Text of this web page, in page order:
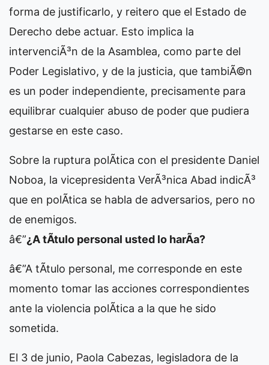
forma de justificarlo, y reitero que el Estado de
Derecho debe actuar. Esto implica la
intervenciÃ³n de la Asamblea, como parte del
Poder Legislativo, y de la justicia, que tambiÃ©n
es un poder independiente, precisamente para
equilibrar cualquier abuso de poder que pudiera
gestarse en este caso.
Sobre la ruptura polÃ­tica con el presidente Daniel
Noboa, la vicepresidenta VerÃ³nica Abad indicÃ³
que en polÃ­tica se habla de adversarios, pero no
de enemigos.
â€”¿A tÃ­tulo personal usted lo harÃ­a?
â€”A tÃ­tulo personal, me corresponde en este
momento tomar las acciones correspondientes
ante la violencia polÃ­tica a la que he sido
sometida.
El 3 de junio, Paola Cabezas, legisladora de la